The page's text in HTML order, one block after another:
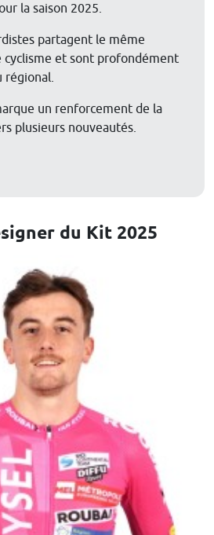
la saison 2025.
partagent le même
et sont profondément
régional.
un renforcement de la
plusieurs nouveautés.
du Kit 2025